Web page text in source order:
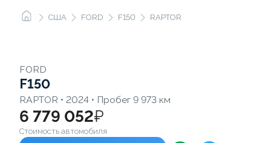
США FORD F150 RAPTOR
FORD
F150
RAPTOR • 2024 • Пробег 9 973 км
6 779 052₽
Стоимость автомобиля